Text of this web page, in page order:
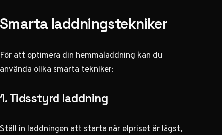
Smarta laddningstekniker
För att optimera din hemmaladdning kan du
använda olika smarta tekniker:
1. Tidsstyrd laddning
Ställ in laddningen att starta när elpriset är lägst,